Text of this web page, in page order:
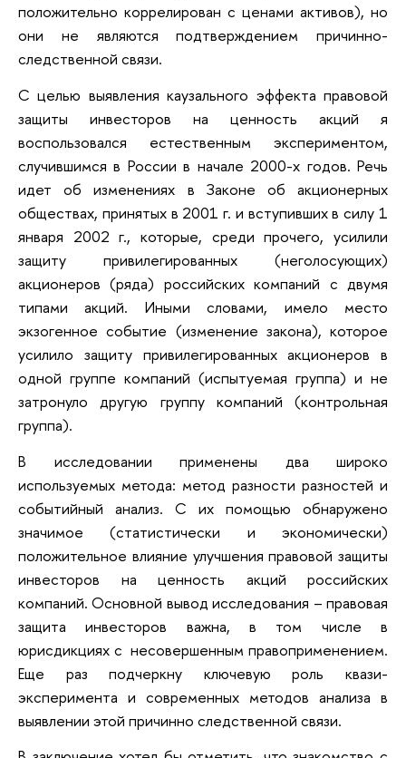
положительно коррелирован с ценами активов), но
они не являются подтверждением причинно-
следственной связи.
С целью выявления каузального эффекта правовой
защиты инвесторов на ценность акций я
воспользовался естественным экспериментом,
случившимся в России в начале 2000-х годов. Речь
идет об изменениях в Законе об акционерных
обществах, принятых в 2001 г. и вступивших в силу 1
января 2002 г., которые, среди прочего, усилили
защиту привилегированных (неголосующих)
акционеров (ряда) российских компаний с двумя
типами акций. Иными словами, имело место
экзогенное событие (изменение закона), которое
усилило защиту привилегированных акционеров в
одной группе компаний (испытуемая группа) и не
затронуло другую группу компаний (контрольная
группа).
В исследовании применены два широко
используемых метода: метод разности разностей и
событийный анализ. С их помощью обнаружено
значимое (статистически и экономически)
положительное влияние улучшения правовой защиты
инвесторов на ценность акций российских
компаний. Основной вывод исследования – правовая
защита инвесторов важна, в том числе в
юрисдикциях с несовершенным правоприменением.
Еще раз подчеркну ключевую роль квази-
эксперимента и современных методов анализа в
выявлении этой причинно следственной связи.